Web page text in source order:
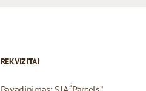
REKVIZITAI